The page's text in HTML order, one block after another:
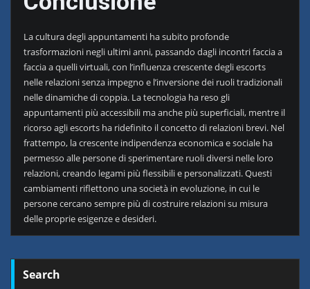
La cultura degli appuntamenti ha subito profonde
trasformazioni negli ultimi anni, passando dagli incontri faccia a
faccia a quelli virtuali, con l’influenza crescente degli escorts
nelle relazioni senza impegno e l’inversione dei ruoli tradizionali
nelle dinamiche di coppia. La tecnologia ha reso gli
appuntamenti più accessibili ma anche più superficiali, mentre il
ricorso agli escorts ha ridefinito il concetto di relazioni brevi. Nel
frattempo, la crescente indipendenza economica e sociale ha
permesso alle persone di sperimentare ruoli diversi nelle loro
relazioni, creando legami più flessibili e personalizzati. Questi
cambiamenti riflettono una società in evoluzione, in cui le
persone cercano sempre più di costruire relazioni su misura
delle proprie esigenze e desideri.
Search